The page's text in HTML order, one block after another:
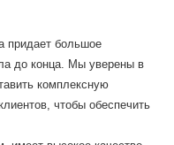
придает большое
до конца. Мы уверены в
комплексную
чтобы обеспечить